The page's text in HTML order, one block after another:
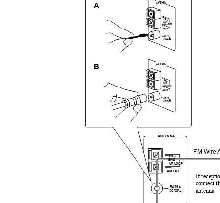
ANTENNA
A
B
GND
AM LOOP
AM EXT
FM 75
COAXIAL
ANTENNA
GND
AM LOOP
AM EXT
FM 75
COAXIAL
ANTENNA
FM Wire
GND
AM LOOP
AM EXT
If
connect
antenna.
FM 75
COAXIAL